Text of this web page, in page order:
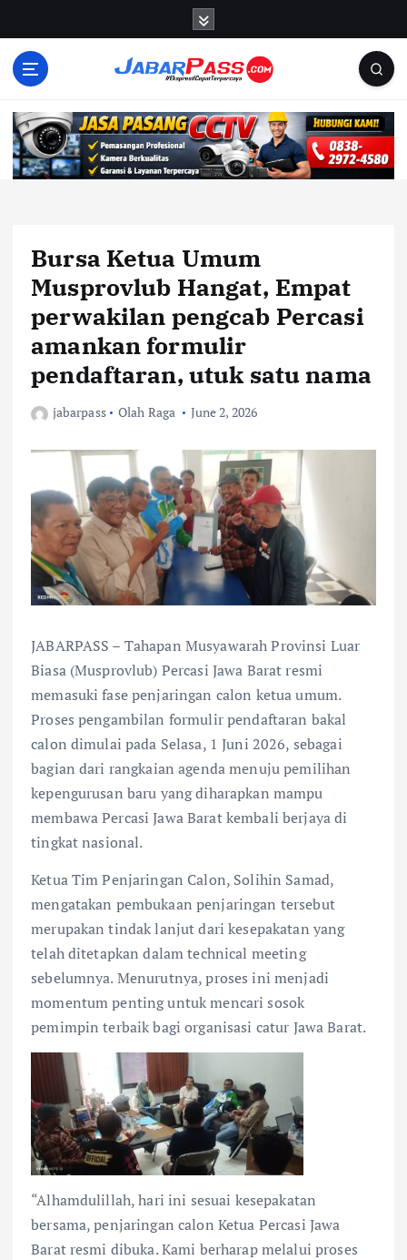
Bursa Ketua Umum
Musprovlub Hangat, Empat
perwakilan pengcab Percasi
amankan formulir
pendaftaran, utuk satu nama
jabarpass Olah Raga June 2, 2026
JABARPASS – Tahapan Musyawarah Provinsi Luar
Biasa (Musprovlub) Percasi Jawa Barat resmi
memasuki fase penjaringan calon ketua umum.
Proses pengambilan formulir pendaftaran bakal
calon dimulai pada Selasa, 1 Juni 2026, sebagai
bagian dari rangkaian agenda menuju pemilihan
kepengurusan baru yang diharapkan mampu
membawa Percasi Jawa Barat kembali berjaya di
tingkat nasional.
Ketua Tim Penjaringan Calon, Solihin Samad,
mengatakan pembukaan penjaringan tersebut
merupakan tindak lanjut dari kesepakatan yang
telah ditetapkan dalam technical meeting
sebelumnya. Menurutnya, proses ini menjadi
momentum penting untuk mencari sosok
pemimpin terbaik bagi organisasi catur Jawa Barat.
“Alhamdulillah, hari ini sesuai kesepakatan
bersama, penjaringan calon Ketua Percasi Jawa
Barat resmi dibuka. Kami berharap melalui proses